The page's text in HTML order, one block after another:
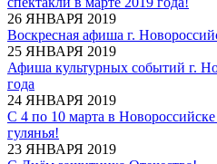
26 ЯНВАРЯ 2019
Воскресная афиша г.
25 ЯНВАРЯ 2019
Афиша культурных событий г.
года
24 ЯНВАРЯ 2019
С 4 по 10 марта в
гулянья!
23 ЯНВАРЯ 2019